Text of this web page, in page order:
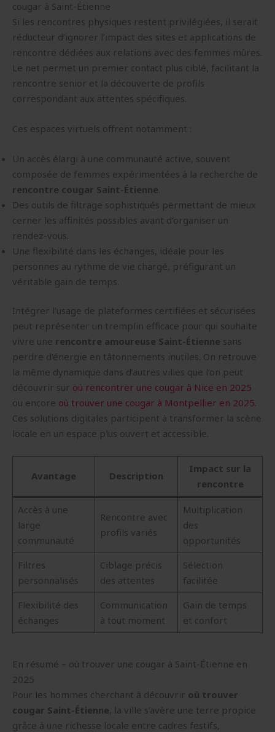
cougar à Saint-Étienne
Si les rencontres physiques restent privilégiées, il serait
réducteur d’ignorer l’impact des sites et applications de
rencontre dédiées aux relations avec des femmes mûres.
Le net permet un premier contact plus ciblé, facilitant la
rencontre senior et la découverte de profils
correspondant aux attentes spécifiques.
Ces espaces virtuels offrent notamment :
Un accès élargi à une communauté active, souvent
composée de femmes expérimentées à la recherche de
rencontre cougar Saint-Étienne.
Des outils de filtrage sophistiqués permettant de mieux
cerner les affinités possibles avant d’organiser un
rendez-vous.
Une flexibilité dans les échanges, idéale pour les
personnes au rythme de vie chargé, préfigurant un
véritable gain de temps.
Intégrer l’usage de plateformes certifiées et sécurisées
peut représenter un tremplin efficace pour qui souhaite
vivre une rencontre amoureuse Saint-Étienne sans
perdre d’énergie en tâtonnements inutiles. On retrouve
la même dynamique dans d’autres villes que l’on peut
découvrir sur où rencontrer une cougar à Nice en 2025
ou encore où trouver une cougar à Montpellier en 2025.
Ces solutions digitales participent à transformer la scène
locale en un espace plus ouvert et accessible.
Avantage Description
Impact sur la
rencontre
Accès à une
large
communauté
Rencontre avec
profils variés
Multiplication
des
opportunités
Filtres
personnalisés
Ciblage précis
des attentes
Sélection
facilitée
Flexibilité des
échanges
Communication
à tout moment
Gain de temps
et confort
En résumé – où trouver une cougar à Saint-Étienne en
2025
Pour les hommes cherchant à découvrir où trouver
cougar Saint-Étienne , la ville s’avère une terre propice
grâce à une richesse locale entre cadres festifs,